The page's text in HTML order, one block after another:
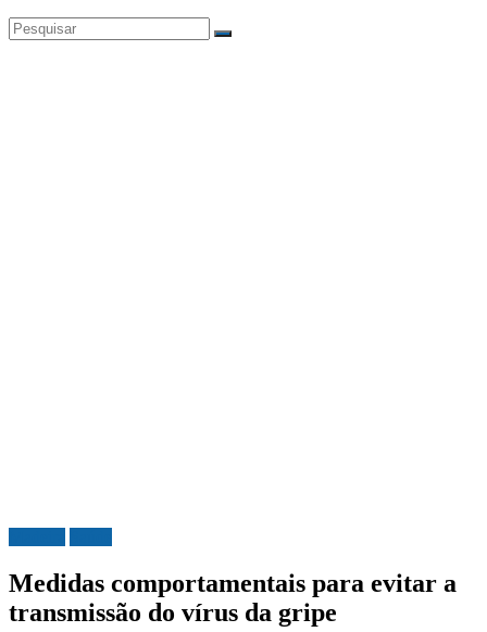
Medidas comportamentais para evitar a
transmissão do vírus da gripe